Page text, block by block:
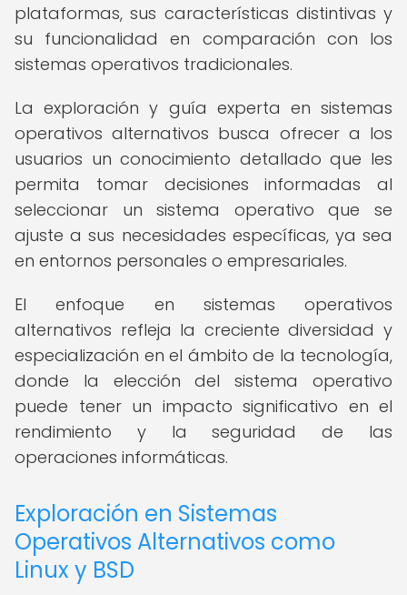
plataformas, sus características distintivas y
su funcionalidad en comparación con los
sistemas operativos tradicionales.
La exploración y guía experta en sistemas
operativos alternativos busca ofrecer a los
usuarios un conocimiento detallado que les
permita tomar decisiones informadas al
seleccionar un sistema operativo que se
ajuste a sus necesidades específicas, ya sea
en entornos personales o empresariales.
El enfoque en sistemas operativos
alternativos refleja la creciente diversidad y
especialización en el ámbito de la tecnología,
donde la elección del sistema operativo
puede tener un impacto significativo en el
rendimiento y la seguridad de las
operaciones informáticas.
Exploración en Sistemas
Operativos Alternativos como
Linux y BSD